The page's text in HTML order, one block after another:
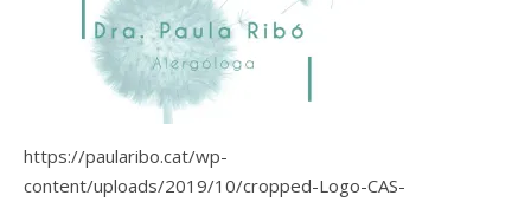
https://paularibo.cat/wp-
content/uploads/2019/10/cropped-Logo-CAS-